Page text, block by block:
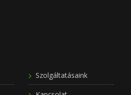
Szolgáltatásaink